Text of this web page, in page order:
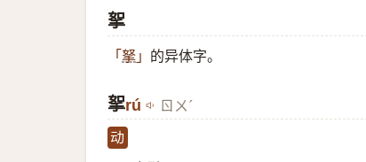
挐
「 拏 」 的异体字。
挐rú ㄖㄨˊ
动